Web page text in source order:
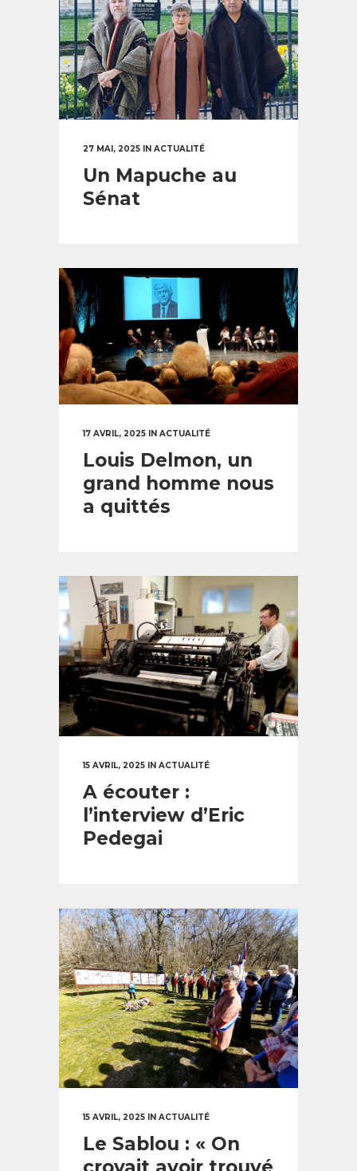
27 MAI, 2025 IN ACTUALITÉ
Un Mapuche au
Sénat
17 AVRIL, 2025 IN ACTUALITÉ
Louis Delmon, un
grand homme nous
a quittés
15 AVRIL, 2025 IN ACTUALITÉ
A écouter :
l’interview d’Eric
Pedegai
15 AVRIL, 2025 IN ACTUALITÉ
Le Sablou : « On